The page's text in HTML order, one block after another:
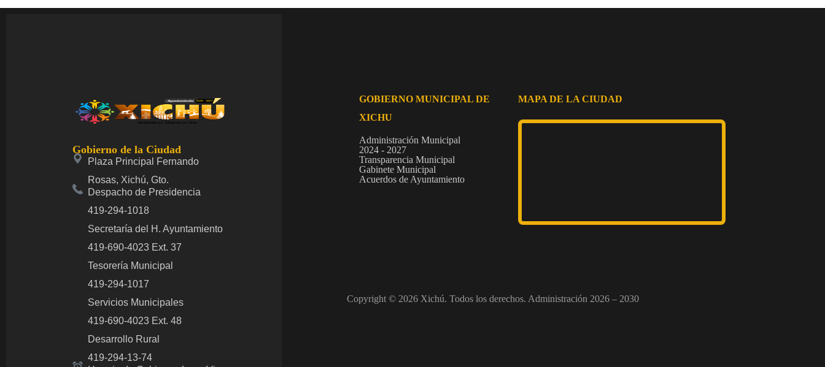
Gobierno de la Ciudad
Plaza Principal Fernando
Rosas, Xichú, Gto.
Despacho de Presidencia
419-294-1018
Secretaría del H. Ayuntamiento
419-690-4023 Ext. 37
Tesorería Municipal
419-294-1017
Servicios Municipales
419-690-4023 Ext. 48
Desarrollo Rural
419-294-13-74
GOBIERNO MUNICIPAL DE
XICHU
Administración Municipal
2024 - 2027
Transparencia Municipal
Gabinete Municipal
Acuerdos de Ayuntamiento
MAPA DE LA CIUDAD
Copyright © 2026 Xichú. Todos los derechos. Administración 2026 – 2030